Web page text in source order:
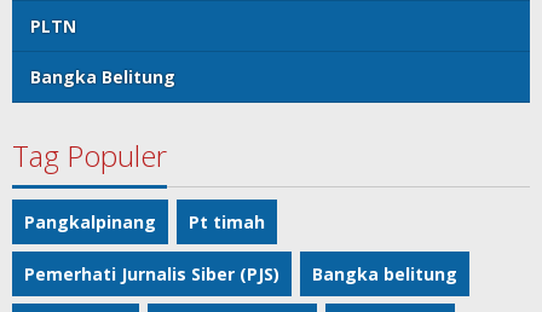
PLTN
Bangka Belitung
Tag Populer
Pangkalpinang Pt timah
Pemerhati Jurnalis Siber (PJS) Bangka belitung